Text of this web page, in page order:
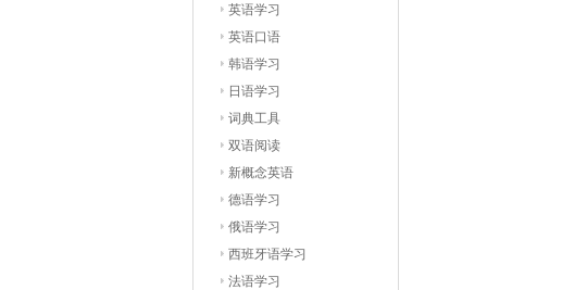
英语学习
英语口语
韩语学习
日语学习
词典工具
双语阅读
新概念英语
德语学习
俄语学习
西班牙语学习
法语学习